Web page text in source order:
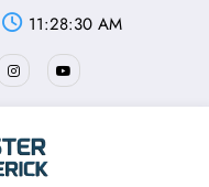
11:28:31 AM